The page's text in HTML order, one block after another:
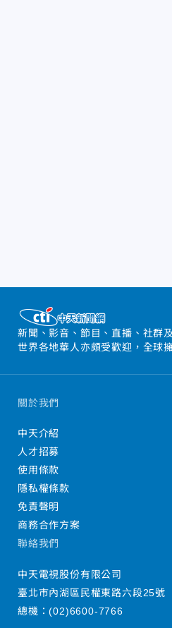
新聞、影音、節目、直播、社群
世界各地華人亦頗受歡迎，全球
關於我們
中天介紹
人才招募
使用條款
隱私權條款
免責聲明
商務合作方案
聯絡我們
中天電視股份有限公司
臺北市內湖區民權東路六段25號
總機：(02)6600-7766